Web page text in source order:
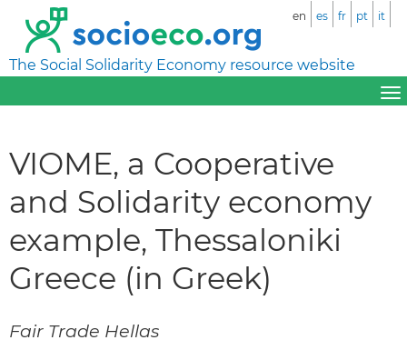
The Social Solidarity Economy resource website
en es fr pt it
VIOME, a Cooperative
and Solidarity economy
example, Thessaloniki
Greece (in Greek)
Fair Trade Hellas